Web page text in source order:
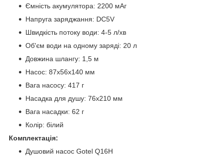
Ємність акумулятора: 2200 мАг
Напруга заряджання: DC5V
Швидкість потоку води: 4-5 л/хв
Об'єм води на одному заряді: 20 л
Довжина шлангу: 1,5 м
Насос: 87х56х140 мм
Вага насосу: 417 г
Насадка для душу: 76х210 мм
Вага насадки: 62 г
Колір: білий
Комплектація:
Душовий насос Gotel Q16H